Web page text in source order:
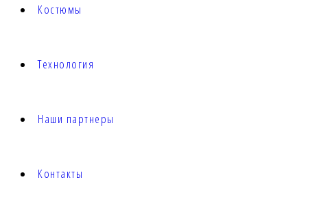
Костюмы
Технология
Наши партнеры
Контакты